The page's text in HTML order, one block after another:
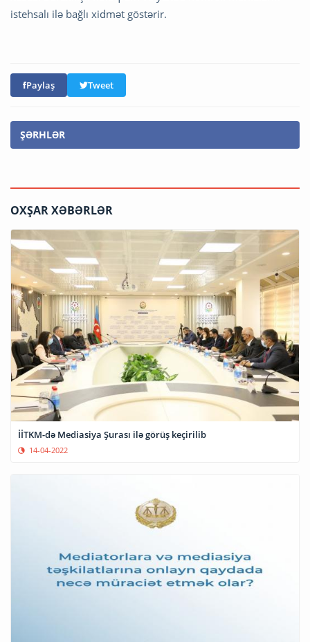
istehsalı ilə bağlı xidmət göstərir.
Paylaş Tweet
ŞƏRHLƏR
OXŞAR XƏBƏRLƏR
İİTKM-də Mediasiya Şurası ilə görüş keçirilib
14-04-2022